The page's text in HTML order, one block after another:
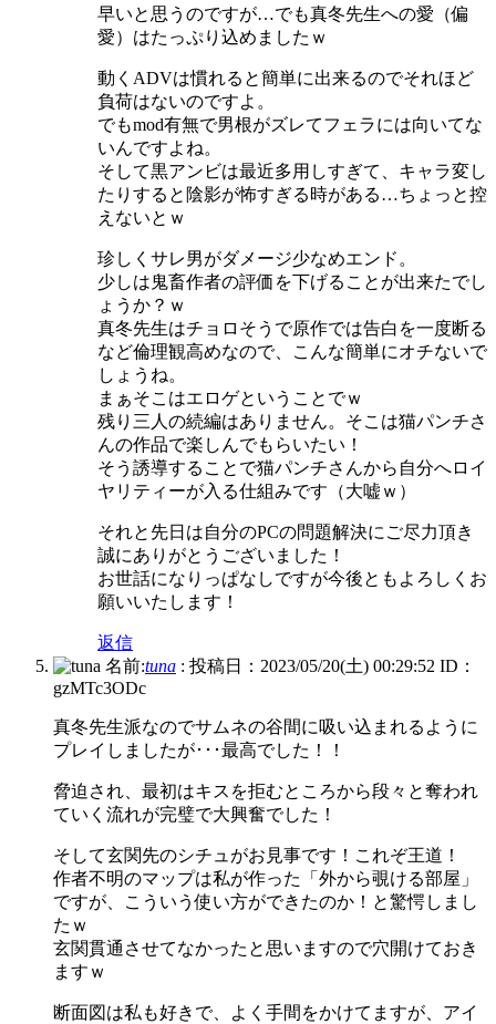
早いと思うのですが…でも真冬先生への愛（偏
愛）はたっぷり込めましたｗ
動くADVは慣れると簡単に出来るのでそれほど
負荷はないのですよ。
でもmod有無で男根がズレてフェラには向いてな
いんですよね。
そして黒アンビは最近多用しすぎて、キャラ変し
たりすると陰影が怖すぎる時がある…ちょっと控
えないとｗ
珍しくサレ男がダメージ少なめエンド。
少しは鬼畜作者の評価を下げることが出来たでし
ょうか？ｗ
真冬先生はチョロそうで原作では告白を一度断る
など倫理観高めなので、こんな簡単にオチないで
しょうね。
まぁそこはエロゲということでｗ
残り三人の続編はありません。そこは猫パンチさ
んの作品で楽しんでもらいたい！
そう誘導することで猫パンチさんから自分へロイ
ヤリティーが入る仕組みです（大嘘ｗ）
それと先日は自分のPCの問題解決にご尽力頂き
誠にありがとうございました！
お世話になりっぱなしですが今後ともよろしくお
願いいたします！
返信
名前:tuna : 投稿日：2023/05/20(土) 00:29:52 ID：
gzMTc3ODc
真冬先生派なのでサムネの谷間に吸い込まれるように
プレイしましたが･･･最高でした！！
脅迫され、最初はキスを拒むところから段々と奪われ
ていく流れが完璧で大興奮でした！
そして玄関先のシチュがお見事です！これぞ王道！
作者不明のマップは私が作った「外から覗ける部屋」
ですが、こういう使い方ができたのか！と驚愕しまし
たｗ
玄関貫通させてなかったと思いますので穴開けておき
ますｗ
断面図は私も好きで、よく手間をかけてますが、アイ